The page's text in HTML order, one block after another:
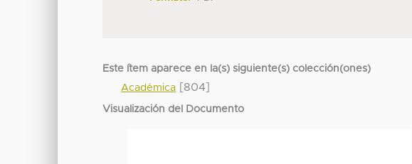
Este ítem aparece en la(s) siguiente(s) colección(ones)
Académica [804]
Visualización del Documento